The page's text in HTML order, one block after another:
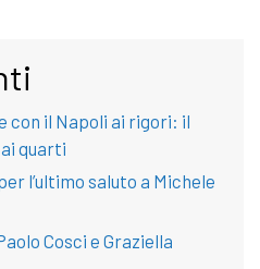
con il Napoli ai rigori: il
quarti
l’ultimo saluto a Michele
Cosci e Graziella